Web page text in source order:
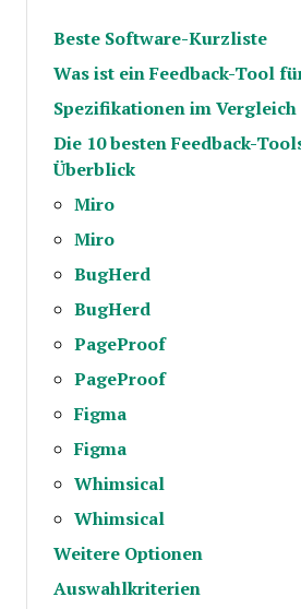
Beste Software-Kurzliste
Was ist ein Feedback-Tool
Spezifikationen im Vergleich
Die 10 besten Feedback-
Überblick
Miro
Miro
BugHerd
BugHerd
PageProof
PageProof
Figma
Figma
Whimsical
Whimsical
Weitere Optionen
Auswahlkriterien